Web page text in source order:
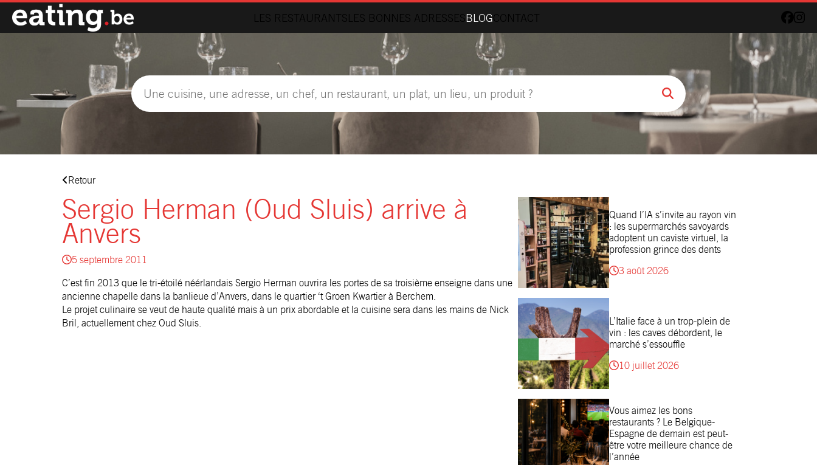
LES RESTAURANTSLES BONNES ADRESSESBLOGCONTACT
Retour
Sergio Herman (Oud Sluis) arrive à
Anvers
5 septembre 2011
C’est fin 2013 que le tri-étoilé néérlandais Sergio Herman ouvrira les portes de sa troisième enseigne dans une
ancienne chapelle dans la banlieue d’Anvers, dans le quartier ‘t Groen Kwartier à Berchem.
Le projet culinaire se veut de haute qualité mais à un prix abordable et la cuisine sera dans les mains de Nick
Bril, actuellement chez Oud Sluis.
Quand l’IA s’invite au rayon vin
: les supermarchés savoyards
adoptent un caviste virtuel, la
profession grince des dents
3 août 2026
L’Italie face à un trop-plein de
vin : les caves débordent, le
marché s’essouffle
10 juillet 2026
Vous aimez les bons
restaurants ? Le Belgique-
Espagne de demain est peut-
être votre meilleure chance de
l’année